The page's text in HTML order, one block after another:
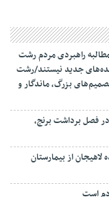
راهبردی مردم رشت
جدید نیستند/رشت
بزرگ، ماندگار و
فصل برداشت برنج،
از بیمارستان
است